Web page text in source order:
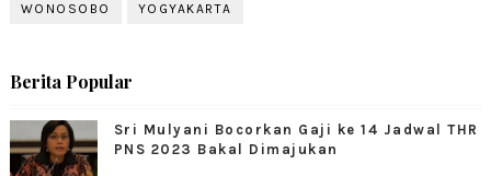
WONOSOBO YOGYAKARTA
Berita Popular
Sri Mulyani Bocorkan Gaji ke 14 Jadwal THR
PNS 2023 Bakal Dimajukan